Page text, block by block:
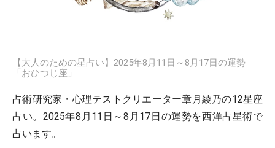
【大人のための星占い】2025年8月11日～8月17日の運勢
「おひつじ座」
占術研究家・心理テストクリエーター章月綾乃の12星座
占い。2025年8月11日～8月17日の運勢を西洋占星術で
占います。